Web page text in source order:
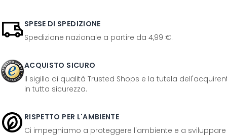
SPESE DI SPEDIZIONE
Spedizione nazionale a partire da 4,99 €.
ACQUISTO SICURO
Il sigillo di qualità Trusted Shops e la tutela
in tutta sicurezza.
RISPETTO PER L'AMBIENTE
Ci impegniamo a proteggere l'ambiente e a